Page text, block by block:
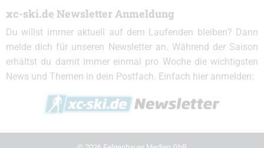
xc-ski.de Newsletter Anmeldung
Du willst immer aktuell auf dem Laufenden bleiben? Dann
melde dich für unseren Newsletter an. Während der Saison
erhältst du damit immer einmal pro Woche die wichtigsten
News und Themen in dein Postfach. Einfach hier anmelden: